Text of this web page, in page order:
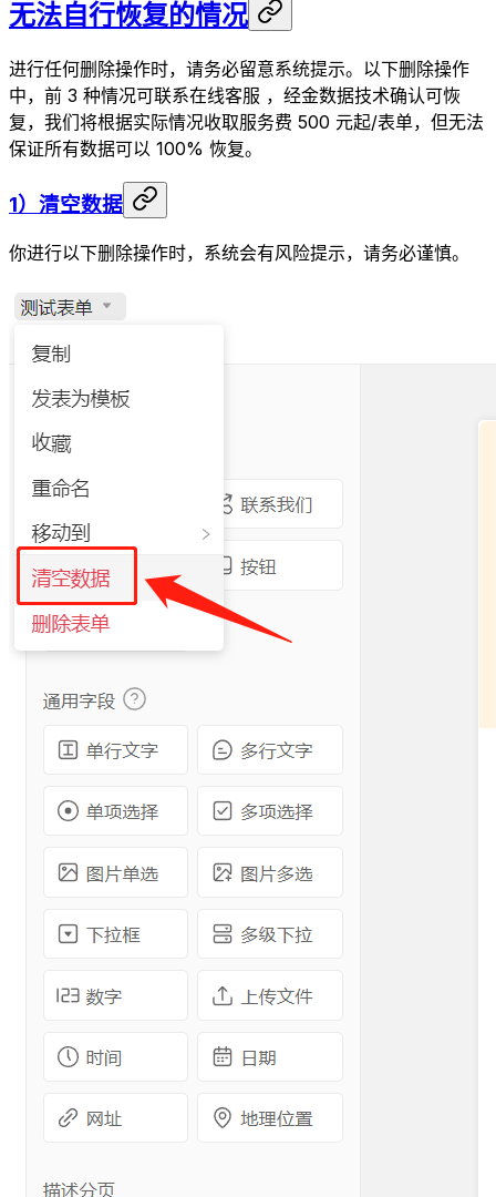
无法自行恢复的情况
进行任何删除操作时，请务必留意系统提示。以下删除操作
中，前 3 种情况可联系在线客服 ，经金数据技术确认可恢
复，我们将根据实际情况收取服务费 500 元起/表单，但无法
保证所有数据可以 100% 恢复。
1）清空数据
你进行以下删除操作时，系统会有风险提示，请务必谨慎。